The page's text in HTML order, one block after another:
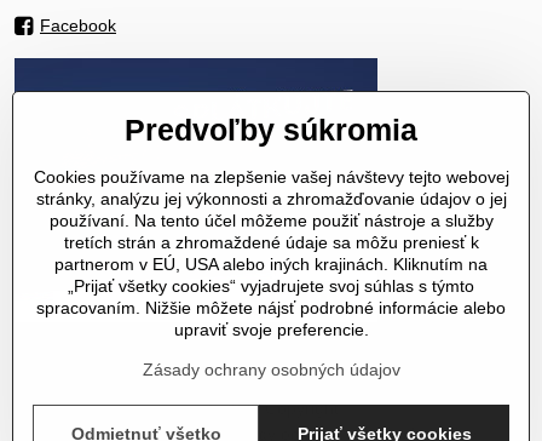
Facebook
©2026Copyright
Predvoľby súkromiaZásady ochrany osobných údajov
Predvoľby súkromia
Cookies používame na zlepšenie vašej návštevy tejto webovej
stránky, analýzu jej výkonnosti a zhromažďovanie údajov o jej
používaní. Na tento účel môžeme použiť nástroje a služby
tretích strán a zhromaždené údaje sa môžu preniesť k
partnerom v EÚ, USA alebo iných krajinách. Kliknutím na
„Prijať všetky cookies“ vyjadrujete svoj súhlas s týmto
spracovaním. Nižšie môžete nájsť podrobné informácie alebo
upraviť svoje preferencie.
Zásady ochrany osobných údajov
Prijať všetky cookies
Odmietnuť všetko